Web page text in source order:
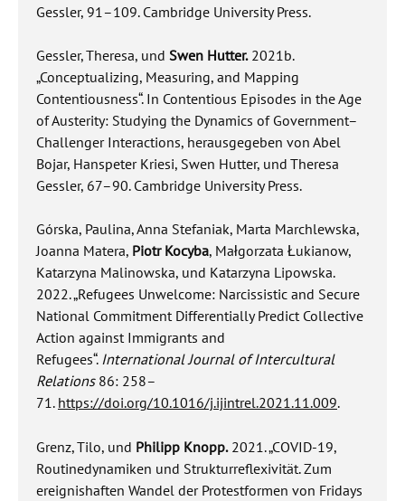
Gessler, 91–109. Cambridge University Press.
Gessler, Theresa, und Swen Hutter.2021b.
„Conceptualizing, Measuring, and Mapping
Contentiousness“. In Contentious Episodes in the Age
of Austerity: Studying the Dynamics of Government–
Challenger Interactions, herausgegeben von Abel
Bojar, Hanspeter Kriesi, Swen Hutter, und Theresa
Gessler, 67–90. Cambridge University Press.
Górska, Paulina, Anna Stefaniak, Marta Marchlewska,
Joanna Matera, Piotr Kocyba, Małgorzata Łukianow,
Katarzyna Malinowska, und Katarzyna Lipowska.
2022. „Refugees Unwelcome: Narcissistic and Secure
National Commitment Differentially Predict Collective
Action against Immigrants and
Refugees“.International Journal of Intercultural
Relations86: 258–
71.https://doi.org/10.1016/j.ijintrel.2021.11.009.
Grenz, Tilo, und Philipp Knopp.2021. „COVID-19,
Routinedynamiken und Strukturreflexivität. Zum
ereignishaften Wandel der Protestformen von Fridays